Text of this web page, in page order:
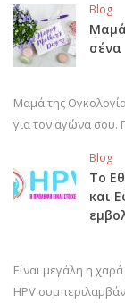
Blog
Μαμά
σένα
Μαμά της
για τον αγώνα σου.
Blog
Το
και
Είναι μεγάλη η
HPV